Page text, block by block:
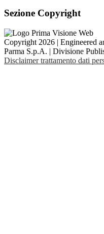
Sezione Copyright
Copyright 2026 | Engineered
Parma S.p.A. | Divisione
Disclaimer trattamento dati